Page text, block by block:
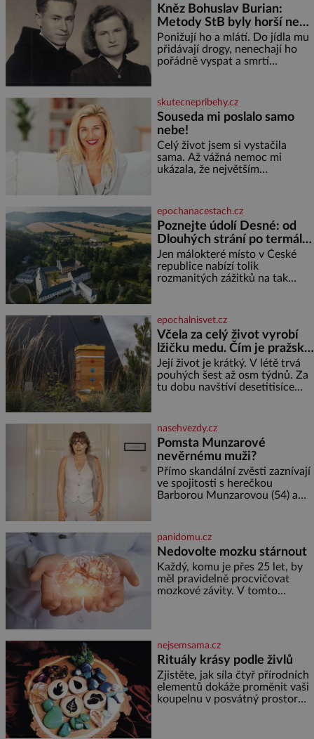
Kněz Bohuslav Burian:
Metody StB byly horší než
gestapácké trýznění
Ponižují ho a mlátí. Do jídla mu
přidávají drogy, nenechají ho
pořádně vyspat a smrtí
estébákům podepíše všechno,
co po něm chtějí. Svým
podpisem jim potvrdí také to, že
na něj během výslechů nikdo
nevyvíjel fyzický ani psychický
nátlak. Syn brněnského řezníka
chce být knězem a
skutecnepribehy.cz
Souseda mi poslalo samo
nebe!
Celý život jsem si vystačila
sama. Až vážná nemoc mi
ukázala, že největším
ochotný podat pomocnou ruku.
Vždycky jsem byla spíš
samotářka. Nepotřebovala jsem
kolem sebe partu kamarádek
ani partnera. Stačily mi knihy,
práce a hlavně klid. Hned po
studiích jsem odešla z rodného
epochanacestach.cz
Poznejte údolí Desné: od
Dlouhých strání po termální
prameny
Jen málokteré místo v České
republice nabízí tolik
rozmanitých zážitků na tak
jediného dne můžete
nahlédnout do útrob jedné z
nejvýznamnějších vodních
elektráren v Evropě, vydat se na
horské hřebeny, projet se na
koloběžce a den zakončit
poznáváním památek ve
epochalnisvet.cz
Včela za celý život vyrobí
lžičku medu. Čím je pražský
med ze střech tak ceněný?
Její život je krátký. V létě trvá
pouhých šest až osm týdnů. Za
tu dobu navštíví desetitisíce
medu – zhruba jednu čajovou
lžičku. Sama o sobě se může
zdát bezvýznamná. Teprve když
se spojí s dalšími desítkami tisíc
příslušnic svého včelstva,
vznikne jeden z
nejdokonalejších organismů
nasehvezdy.cz
Pomsta Munzarové
nevěrnému muži?
Přímo skandální zvěsti zaznívají
ve spojitosti s herečkou
Barborou Munzarovou (54) a
viděna s jakýmsi sympaťákem, s
nímž se velmi družně, až d
panidomu.cz
Nedovolte mozku stárnout
Každý, komu je přes 25 let, by
měl pravidelně procvičovat
mozkové závity. V tomto
marně v paměti lovíte název
knížky, kterou jste nedávno
přečetli. Je to opravdu tak, s
věkem jako kdyby se paměť
rozhodla stávkovat. Cvičte
nejsemsama.cz
Rituály krásy podle živlů
Zjistěte, jak síla čtyř přírodních
elementů dokáže proměnit vaši
koupelnu v posvátný prostor